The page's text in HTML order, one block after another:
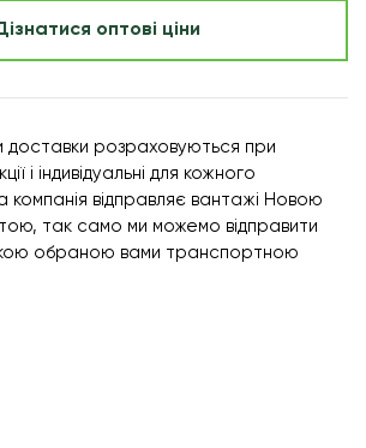
оптові ціни
доставки розраховуються при
і індивідуальні для кожного
відправляє вантажі Новою
так само ми можемо відправити
обраною вами транспортною